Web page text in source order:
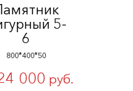
5-
6
800*400*50
000 руб.